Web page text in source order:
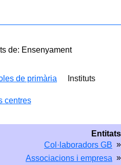
de: Ensenyament
de primària Instituts
centres
Entitats
Col·laboradors GB »
Associacions i empresa »